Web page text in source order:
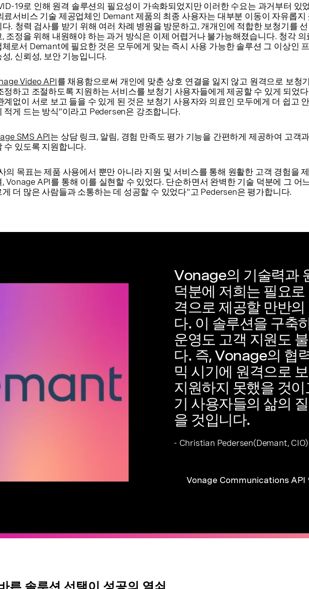
19로 인해 원격 솔루션의 필요성이 가속화되었지만 이러한 수요는 과거부터 있
료서비스 기술 제공업체인 Demant 제품의 최종 사용자는 대부분 이동이 자유롭지
다. 청력 검사를 받기 위해 여러 차례 병원을 방문하고, 개개인에 적합한 보청기를
, 조정을 위해 내원해야 하는 과거 방식은 이제 어렵거나 불가능해졌습니다. 청각 의
체로서 Demant에 필요한 것은 모두에게 맞는 즉시 사용 가능한 솔루션 그 이상인
성, 신뢰성, 보안 기능입니다.
Video API를 채용함으로써 개인에 맞춘 상호 연결을 잃지 않고 원격으로 보청
정하고 조절하도록 지원하는 서비스를 보청기 사용자들에게 제공할 수 있게 되었
계없이 서로 보고 들을 수 있게 된 것은 보청기 사용자와 의료인 모두에게 더 쉽고
적게 드는 방식”이라고 Pedersen은 강조합니다.
SMS API는 상담 링크, 알림, 경험 만족도 평가 기능을 간편하게 제공하여 고객
수 있도록 지원합니다.
의 목표는 제품 사용에서 뿐만 아니라 지원 및 서비스를 통해 원활한 고객 경험을
, Vonage API를 통해 이를 실현할 수 있었다. 단순하면서 완벽한 기술 덕분에 그 어
게 더 많은 사람들과 소통하는 데 성공할 수 있었다"고 Pedersen은 평가합니다.
Vonage의 기술력과
덕분에 저희는 필요
격으로 제공할 만반
다. 이 솔루션을 구축
운영도 고객 지원도
다. 즉, Vonage의 협
믹 시기에 원격으로
지원하지 못했을 것
기 사용자들의 삶의
을 것입니다.
- Christian Pedersen(Demant, CIO)
Vonage Communications API
른 솔루션 선택이 성공의 열쇠